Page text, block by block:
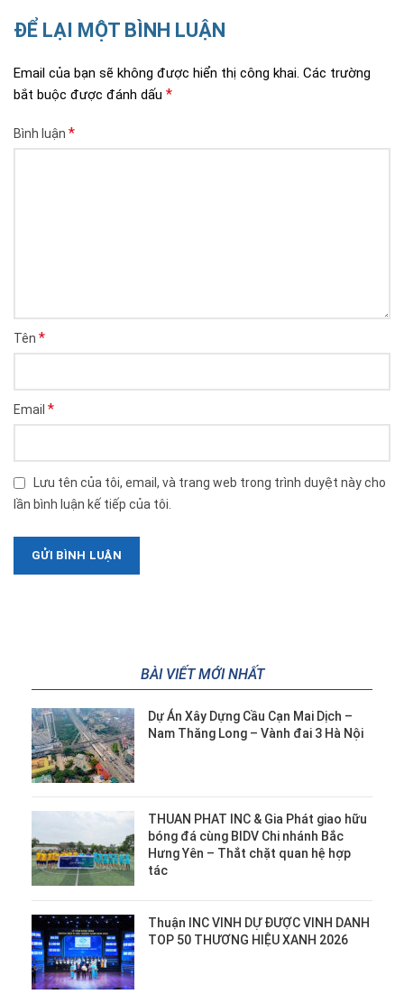
ĐỂ LẠI MỘT BÌNH LUẬN
Email của bạn sẽ không được hiển thị công khai. Các trường
bắt buộc được đánh dấu *
Bình luận *
Tên *
Email *
Lưu tên của tôi, email, và trang web trong trình duyệt này cho
lần bình luận kế tiếp của tôi.
BÀI VIẾT MỚI NHẤT
Dự Án Xây Dựng Cầu Cạn Mai Dịch –
Nam Thăng Long – Vành đai 3 Hà Nội
THUAN PHAT INC & Gia Phát giao hữu
bóng đá cùng BIDV Chi nhánh Bắc
Hưng Yên – Thắt chặt quan hệ hợp
tác
Thuận INC VINH DỰ ĐƯỢC VINH DANH
TOP 50 THƯƠNG HIỆU XANH 2026